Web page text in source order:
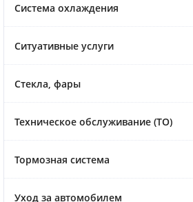
Система охлаждения
Ситуативные услуги
Стекла, фары
Техническое обслуживание (ТО)
Тормозная система
Уход за автомобилем